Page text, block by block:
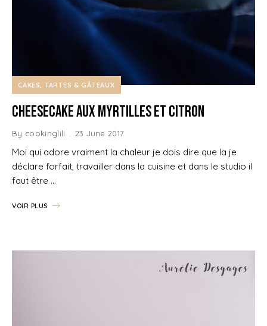
CAKES, TARTES & GÂTEAUX
Cheesecake aux Myrtilles et Citron
By cookinglili 23 June 2017
Moi qui adore vraiment la chaleur je dois dire que la je
déclare forfait, travailler dans la cuisine et dans le studio il
faut être …
VOIR PLUS